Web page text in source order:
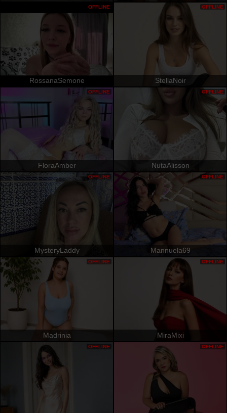
RossanaSemone
OFFLINE
StellaNoir
OFFLINE
FloraAmber
OFFLINE
NutaAlisson
OFFLINE
MysteryLaddy
OFFLINE
Mannuela69
OFFLINE
Madrinia
OFFLINE
MiraMixi
OFFLINE
OFFLINE OFFLINE